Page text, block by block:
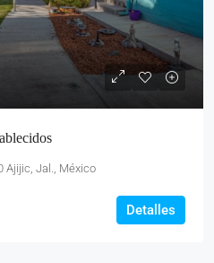
Ajijic, Jal., México
Detalles